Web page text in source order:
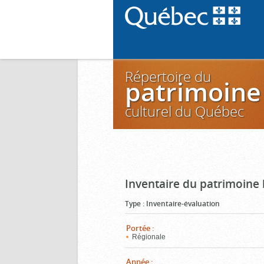
Répertoire du
patrimoine
culturel du Québec
Inventaire du patrimoine
Type : Inventaire-évaluation
Portée :
Régionale